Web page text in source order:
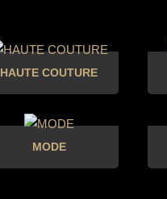
HAUTE COUTURE
MODE